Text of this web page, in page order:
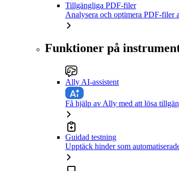
Tillgängliga PDF-filer
Analysera och optimera PDF-filer
Funktioner på
Ally AI-assistent
Få hjälp av Ally med att lösa
Guidad testning
Upptäck hinder som